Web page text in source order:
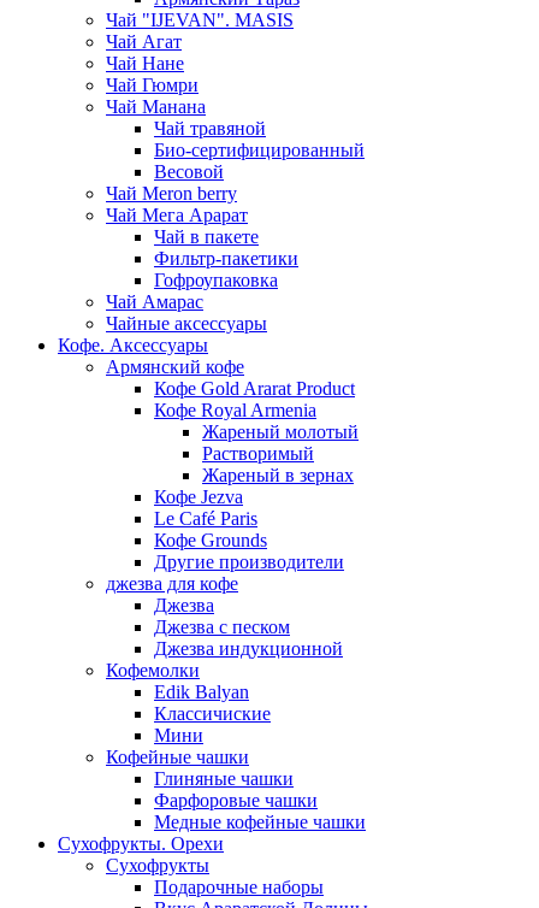
Чай "IJEVAN". MASIS
Чай Агат
Чай Нане
Чай Гюмри
Чай Манана
Чай травяной
Био-сертифицированный
Весовой
Чай Meron berry
Чай Мега Арарат
Чай в пакете
Фильтр-пакетики
Гофроупаковка
Чай Амарас
Чайные аксессуары
Кофе. Аксессуары
Армянский кофе
Кофе Gold Ararat Product
Кофе Royal Armenia
Жареный молотый
Растворимый
Жареный в зернах
Кофе Jezva
Le Café Paris
Кофе Grounds
Другие производители
джезва для кофе
Джезва
Джезва с песком
Джезва индукционной
Кофемолки
Edik Balyan
Классичиские
Мини
Кофейные чашки
Глиняные чашки
Фарфоровые чашки
Медные кофейные чашки
Сухофрукты. Орехи
Сухофрукты
Подарочные наборы